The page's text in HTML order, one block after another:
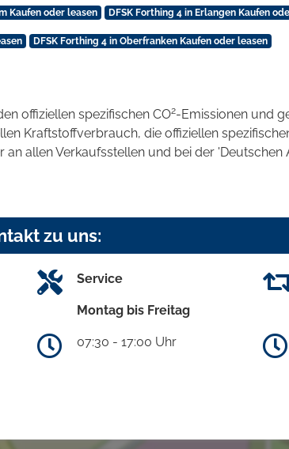
Kaufen oder leasen DFSK Forthing 4 in Erlangen Kaufen
DFSK Forthing 4 in Oberfranken Kaufen oder leasen
offiziellen spezifischen CO2-Emissionen und
Kraftstoffverbrauch, die offiziellen
allen Verkaufsstellen und bei der
zu uns:
Service
Montag bis Freitag
07:30 - 17:00 Uhr